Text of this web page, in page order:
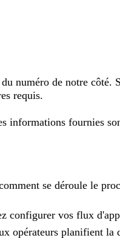
numéro de notre
requis.
informations fournies
se déroule le
vos flux
opérateurs planifient la